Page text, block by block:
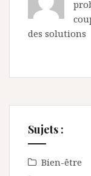
des solutions
Sujets :
Bien-être